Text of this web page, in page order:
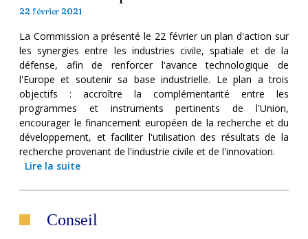
22 février 2021
La Commission a présenté le 22 février un plan d'action sur
les synergies entre les industries civile, spatiale et de la
défense, afin de renforcer l'avance technologique de
l'Europe et soutenir sa base industrielle. Le plan a trois
objectifs : accroître la complémentarité entre les
programmes et instruments pertinents de l'Union,
encourager le financement européen de la recherche et du
développement, et faciliter l'utilisation des résultats de la
recherche provenant de l'industrie civile et de l'innovation.
Lire la suite
Conseil